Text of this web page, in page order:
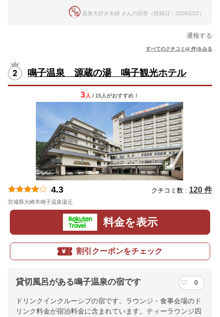
温泉大好き夫婦 さんの回答（投稿日：2026/2/22）
通報する
すべてのクチコミ(4 件)をみる
鳴子温泉 源蔵の湯 鳴子観光ホテル
3 人 / 15人がおすすめ！
4.3 クチコミ数 : 120 件
宮城県大崎市鳴子温泉湯元
料金を表示
割引クーポンをチェック
貸切風呂がある鳴子温泉の宿です 0
ドリンクインクルーシブの宿です。ラウンジ・食事会場のド
リンク料金が宿泊料金に含まれています。ティーラウンジ四